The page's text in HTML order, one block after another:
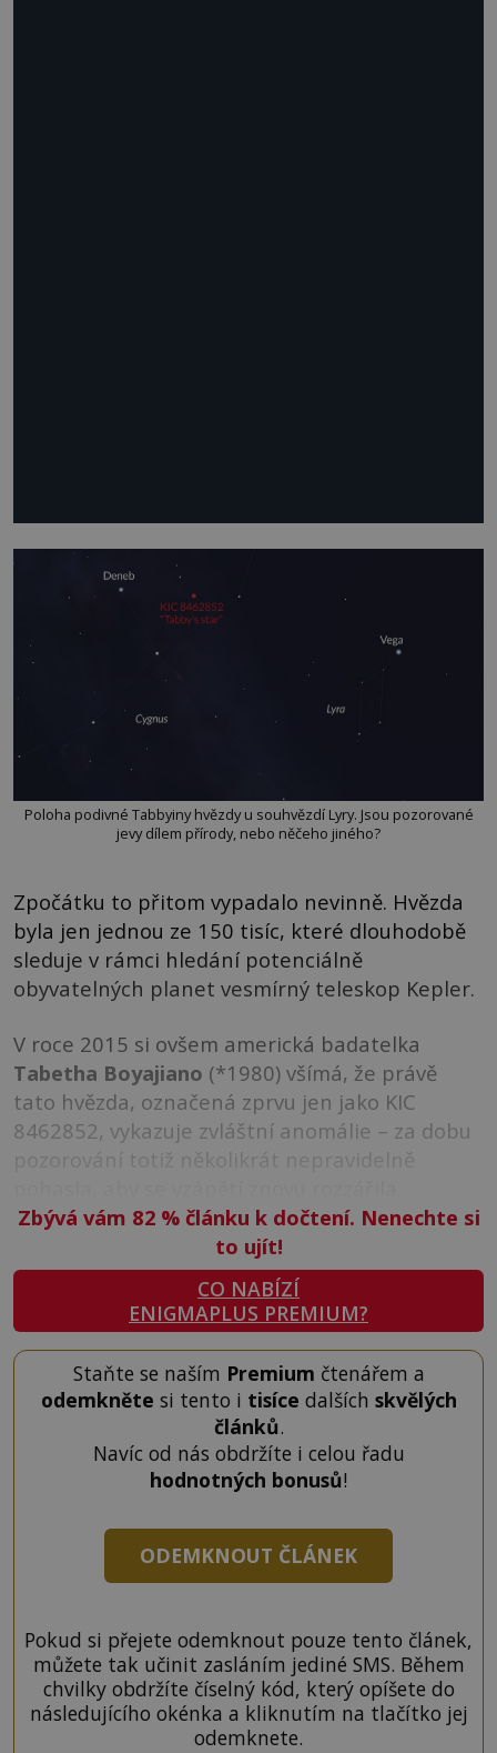
Poloha podivné Tabbyiny hvězdy u souhvězdí Lyry. Jsou pozorované
jevy dílem přírody, nebo něčeho jiného?
Zpočátku to přitom vypadalo nevinně. Hvězda
byla jen jednou ze 150 tisíc, které dlouhodobě
sleduje v rámci hledání potenciálně
obyvatelných planet vesmírný teleskop Kepler.
V roce 2015 si ovšem americká badatelka
Tabetha Boyajiano (*1980) všímá, že právě
tato hvězda, označená zprvu jen jako KIC
8462852, vykazuje zvláštní anomálie – za dobu
pozorování totiž několikrát nepravidelně
Zbývá vám 82 %článku k dočtení. Nenechte si
to ujít!
CO NABÍZÍ
ENIGMAPLUS PREMIUM?
Staňte se naším Premium čtenářem a
odemkněte si tento i tisíce dalších skvělých
článků.
Navíc od nás obdržíte i celou řadu
hodnotných bonusů!
ODEMKNOUT ČLÁNEK
Pokud si přejete odemknout pouze tento článek,
můžete tak učinit zasláním jediné SMS. Během
chvilky obdržíte číselný kód, který opíšete do
následujícího okénka a kliknutím na tlačítko jej
odemknete.